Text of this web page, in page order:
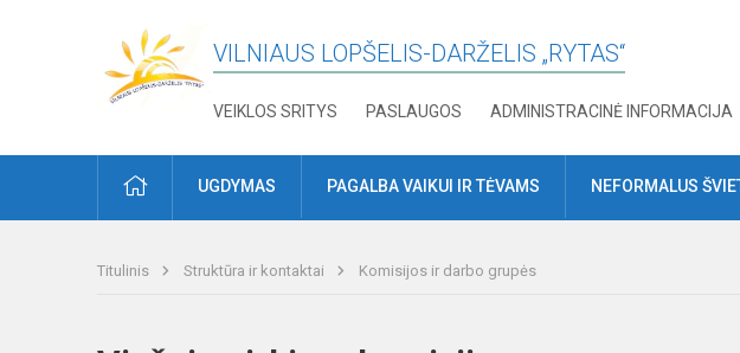
VILNIAUS LOPŠELIS-DARŽELIS „RYTAS“
VEIKLOS SRITYS PASLAUGOS ADMINISTRACINĖ INFORMACIJA
PRADŽIAUGDYMAS PAGALBA VAIKUI IR TĖVAMS NEFORMALUS
Titulinis Struktūra ir kontaktai Komisijos ir darbo grupės